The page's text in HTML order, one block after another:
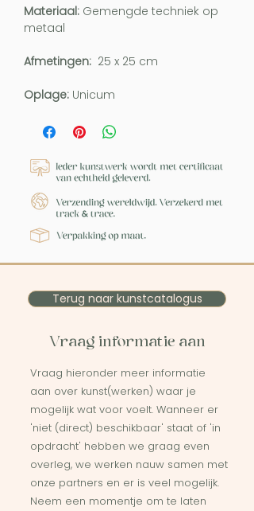
Materiaal: Gemengde techniek op
metaal
Afmetingen: 25 x 25 cm
Oplage: Unicum
Terug naar kunstcatalogus
Vraag informatie aan
Vraag hieronder meer informatie
aan over kunst(werken) waar je
mogelijk wat voor voelt. Wanneer er
'niet (direct) beschikbaar' staat of 'in
opdracht' hebben we graag even
overleg, we werken nauw samen met
onze partners en er is veel mogelijk.
Neem een momentje om te laten